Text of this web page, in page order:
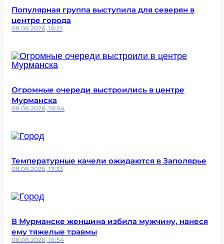
Популярная группа выступила для северян в
центре города
08.08.2026, 18:21
Огромные очереди выстроились в центре
Мурманска
08.08.2026, 18:04
Температурные качели ожидаются в Заполярье
08.08.2026, 17:33
В Мурманске женщина избила мужчину, нанеся
ему тяжелые травмы
08.08.2026, 16:54